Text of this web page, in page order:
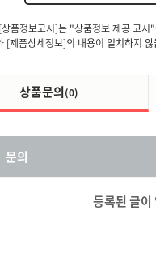
품정보고시]는 "상품정보 제공 고시
[제품상세정보]의 내용이 일치하지
상품문의(0)
문의
등록된 글이